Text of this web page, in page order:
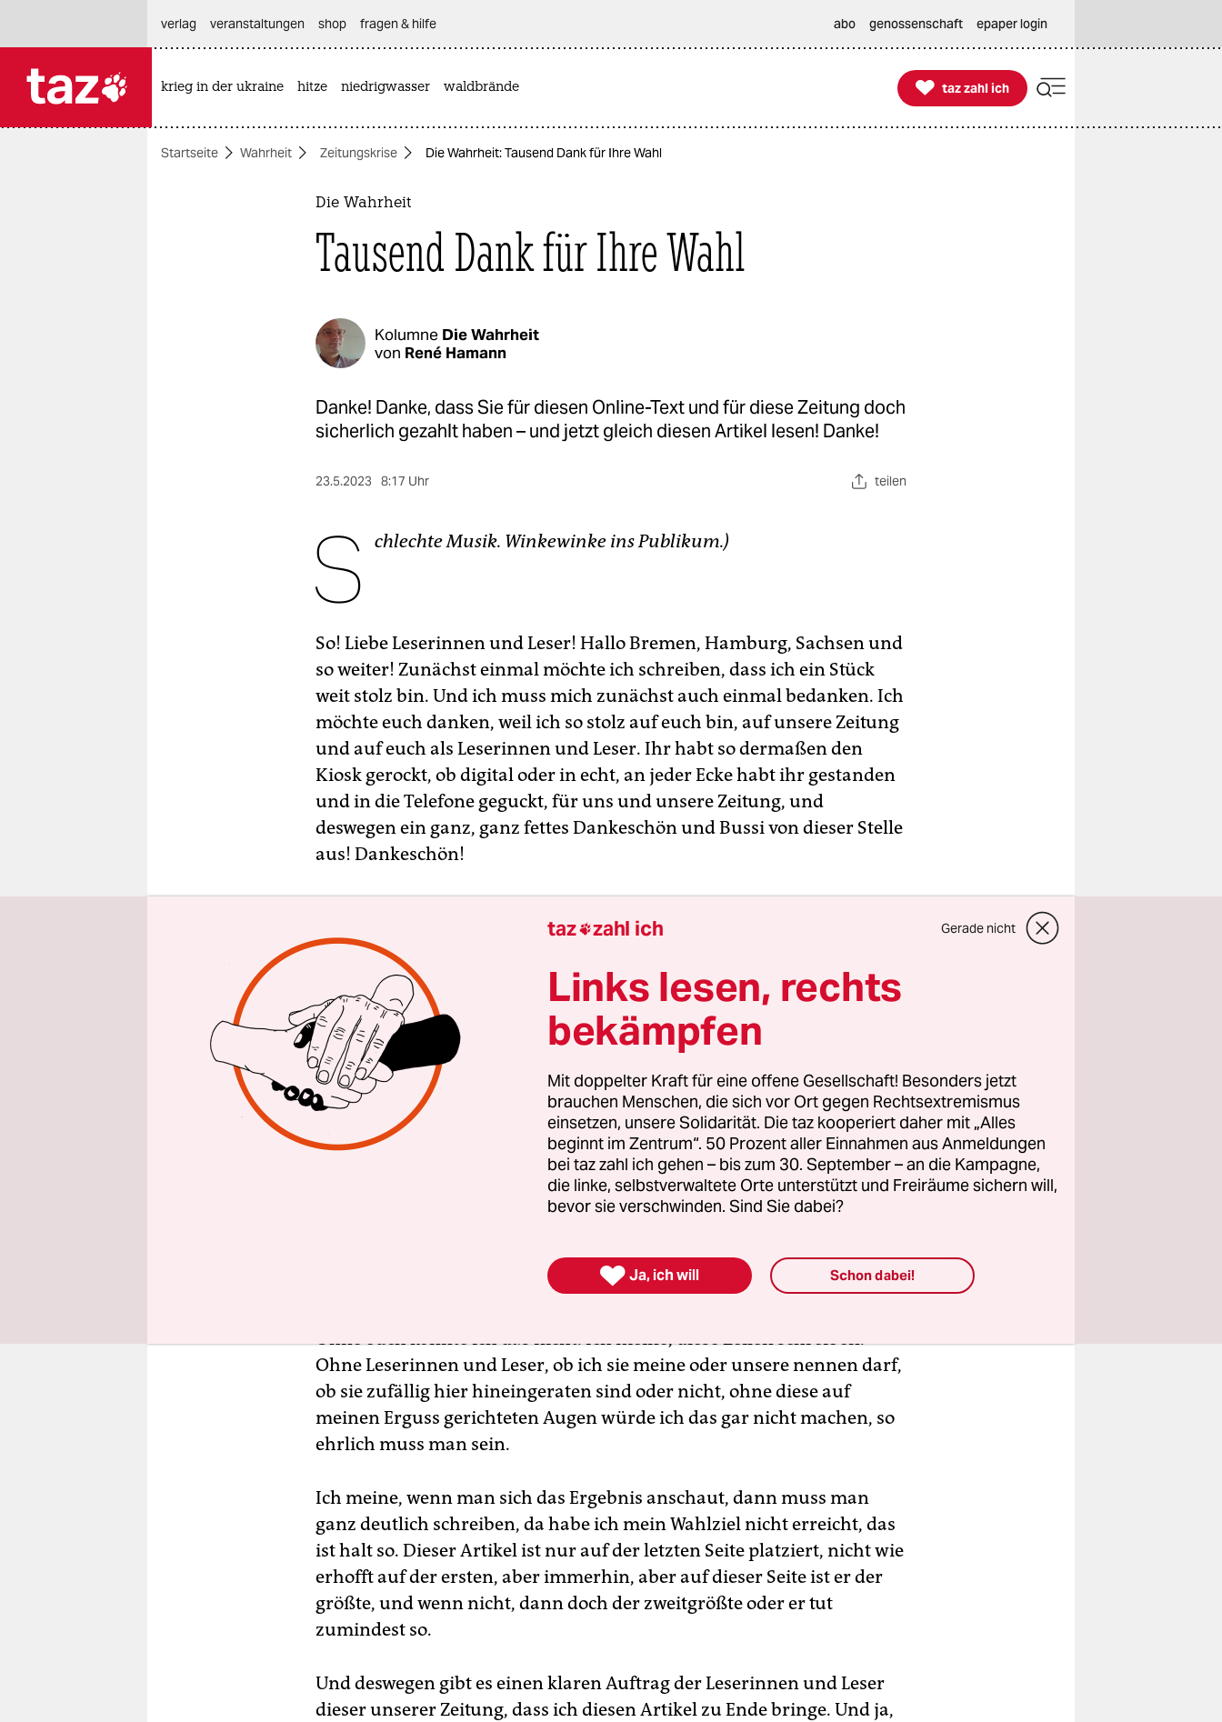
themen
verlag
veranstaltungen shop fragen & hilfe abo genossenschaft epaper login
krieg in der ukraine hitze niedrigwasser waldbrände 
taz zahl ich
taz zahl ich
Startseite Wahrheit Zeitungskrise Die Wahrheit: Tausend Dank für Ihre Wahl
Die Wahrheit
Tausend Dank für Ihre Wahl
Kolumne Die Wahrheit
von René Hamann
Danke! Danke, dass Sie für diesen Online-Text und für diese Zeitung doch
sicherlich gezahlt haben – und jetzt gleich diesen Artikel lesen! Danke!​
23.5.2023 8:17 Uhr teilen
S chlechte Musik. Winkewinke ins Publikum.)
So! Liebe Leserinnen und Leser! Hallo Bremen, Hamburg, Sachsen und
so weiter! Zunächst einmal möchte ich schreiben, dass ich ein Stück
weit stolz bin. Und ich muss mich zunächst auch einmal bedanken. Ich
möchte euch danken, weil ich so stolz auf euch bin, auf unsere Zeitung
und auf euch als Leserinnen und Leser. Ihr habt so dermaßen den
Kiosk gerockt, ob digital oder in echt, an jeder Ecke habt ihr gestanden
und in die Telefone geguckt, für uns und unsere Zeitung, und
deswegen ein ganz, ganz fettes Dankeschön und Bussi von dieser Stelle
aus! Dankeschön!
entstehen. Ohne euch, die ihr auch jetzt wieder eure Blicke in dieses
Käseblatt werft, auf die Druckerschwärze richtet, auf den Wald an
Ohne euch könnte ich das nicht. Ich meine, diese Zeilen schreiben.
Ohne Leserinnen und Leser, ob ich sie meine oder unsere nennen darf,
ob sie zufällig hier hineingeraten sind oder nicht, ohne diese auf
meinen Erguss gerichteten Augen würde ich das gar nicht machen, so
ehrlich muss man sein.
Ich meine, wenn man sich das Ergebnis anschaut, dann muss man
ganz deutlich schreiben, da habe ich mein Wahlziel nicht erreicht, das
ist halt so. Dieser Artikel ist nur auf der letzten Seite platziert, nicht wie
erhofft auf der ersten, aber immerhin, aber auf dieser Seite ist er der
größte, und wenn nicht, dann doch der zweitgrößte oder er tut
zumindest so.
Und deswegen gibt es einen klaren Auftrag der Leserinnen und Leser
dieser unserer Zeitung, dass ich diesen Artikel zu Ende bringe. Und ja,
taz zahl ich Gerade nicht
Links lesen, rechts
bekämpfen
Mit doppelter Kraft für eine offene Gesellschaft! Besonders jetzt
brauchen Menschen, die sich vor Ort gegen Rechtsextremismus
einsetzen, unsere Solidarität. Die taz kooperiert daher mit „Alles
beginnt im Zentrum“. 50 Prozent aller Einnahmen aus Anmeldungen
bei taz zahl ich gehen – bis zum 30. September – an die Kampagne,
die linke, selbstverwaltete Orte unterstützt und Freiräume sichern will,
bevor sie verschwinden. Sind Sie dabei?
 Ja, ich will Schon dabei!